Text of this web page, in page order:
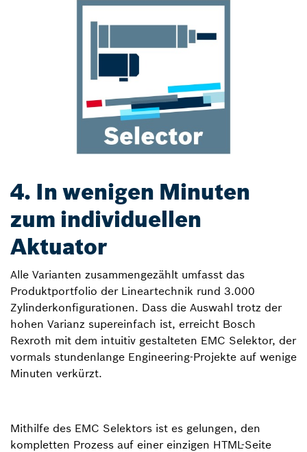
4. In wenigen Minuten
zum individuellen
Aktuator
Alle Varianten zusammengezählt umfasst das
Produktportfolio der Lineartechnik rund 3.000
Zylinderkonfigurationen. Dass die Auswahl trotz der
hohen Varianz supereinfach ist, erreicht Bosch
Rexroth mit dem intuitiv gestalteten EMC Selektor, der
vormals stundenlange Engineering-Projekte auf wenige
Minuten verkürzt.
Mithilfe des EMC Selektors ist es gelungen, den
kompletten Prozess auf einer einzigen HTML-Seite